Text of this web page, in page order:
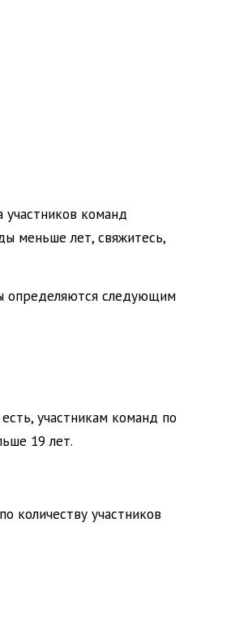
участников команд
меньше лет, свяжитесь,
определяются следующим
участникам команд по
19 лет.
количеству участников